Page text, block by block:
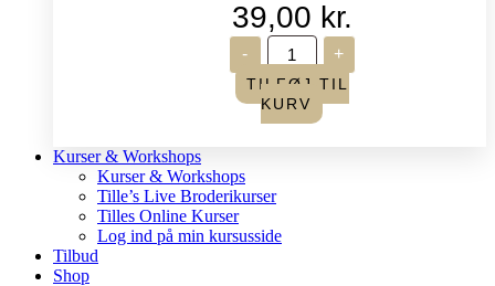
39,00 kr.
-
John
James
-
Perlenåle
Krumme
+
TILFØJ TIL
KURV
Kurser & Workshops
Kurser & Workshops
Tille’s Live Broderikurser
Tilles Online Kurser
Log ind på min kursusside
Tilbud
Shop